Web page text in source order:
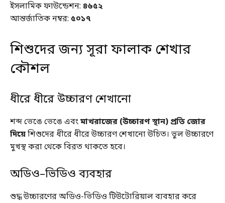
ইসলামিক ফাউন্ডেশন: ৪৬৫২
আন্তর্জাতিক নম্বর: ৫০১৭
শিশুদের জন্য সূরা ফালাক শেখার
কৌশল
ধীরে ধীরে উচ্চারণ শেখানো
শব্দ ভেঙে ভেঙে এবংমাখরাজের (উচ্চারণ স্থান) প্রতি জোর
দিয়েশিশুদের ধীরে ধীরে উচ্চারণ শেখানো উচিত। ভুল উচ্চারণে
মুখস্থ করা থেকে বিরত থাকতে হবে।
অডিও–ভিডিও ব্যবহার
শুদ্ধ উচ্চারণের অডিও-ভিডিও টিউটোরিয়াল ব্যবহার করে